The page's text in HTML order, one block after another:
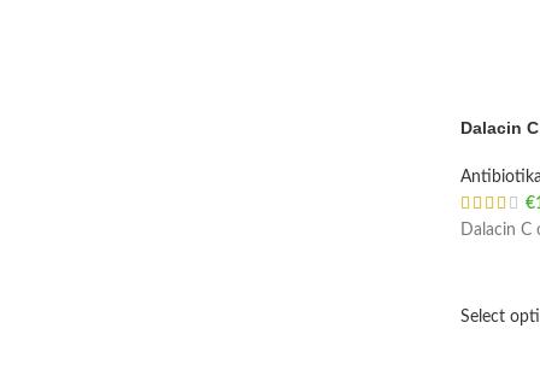
Dalacin C
Antibiotika
€
Dalacin C
Select